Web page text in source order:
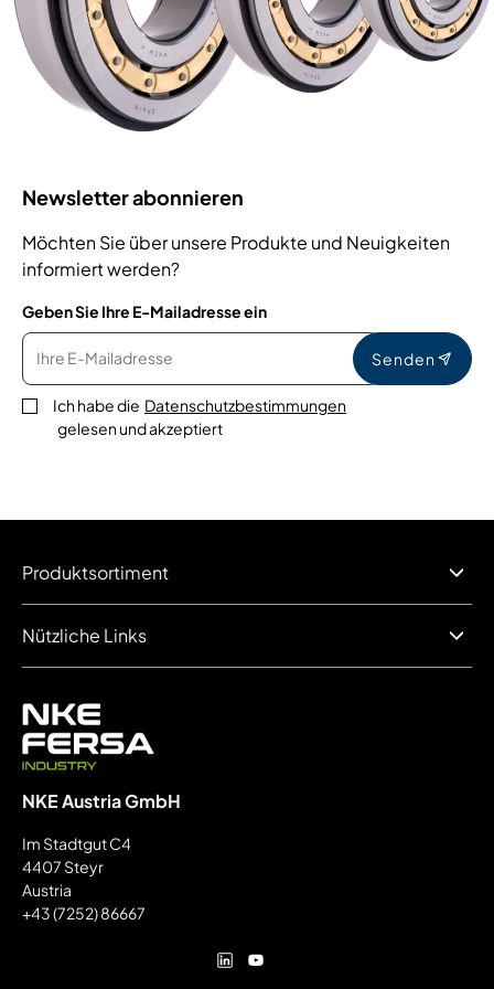
Newsletter abonnieren
Möchten Sie über unsere Produkte und Neuigkeiten
informiert werden?
Geben Sie Ihre E-Mailadresse ein
Senden
Ich habe die Datenschutzbestimmungen
gelesen und akzeptiert
NKE Austria GmbH
Im Stadtgut C4
4407 Steyr
Austria
+43 (7252) 86667
Produktsortiment
Nützliche Links